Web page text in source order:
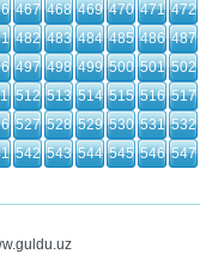
467 468 469 470 471 472
482 483 484 485 486 487
497 498 499 500 501 502
512 513 514 515 516 517
527 528 529 530 531 532
542 543 544 545 546 547